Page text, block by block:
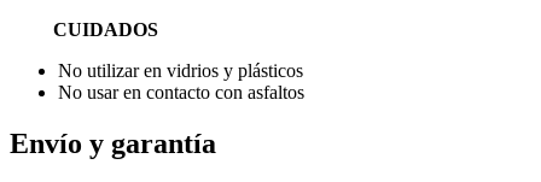
CUIDADOS
No utilizar en vidrios y plásticos
No usar en contacto con asfaltos
Envío y garantía